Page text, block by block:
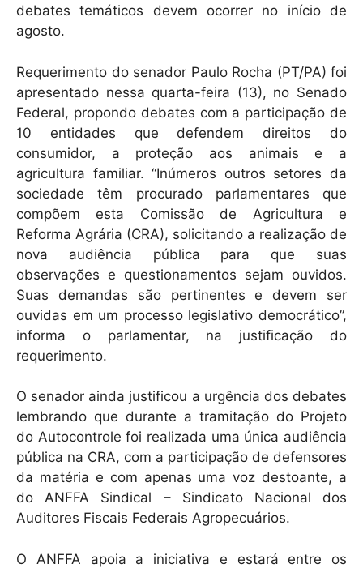
debates temáticos devem ocorrer no início de
agosto.
Requerimento do senador Paulo Rocha (PT/PA) foi
apresentado nessa quarta-feira (13), no Senado
Federal, propondo debates com a participação de
10 entidades que defendem direitos do
consumidor, a proteção aos animais e a
agricultura familiar. “Inúmeros outros setores da
sociedade têm procurado parlamentares que
compõem esta Comissão de Agricultura e
Reforma Agrária (CRA), solicitando a realização de
nova audiência pública para que suas
observações e questionamentos sejam ouvidos.
Suas demandas são pertinentes e devem ser
ouvidas em um processo legislativo democrático”,
informa o parlamentar, na justificação do
requerimento.
O senador ainda justificou a urgência dos debates
lembrando que durante a tramitação do Projeto
do Autocontrole foi realizada uma única audiência
pública na CRA, com a participação de defensores
da matéria e com apenas uma voz destoante, a
do ANFFA Sindical – Sindicato Nacional dos
Auditores Fiscais Federais Agropecuários.
O ANFFA apoia a iniciativa e estará entre os